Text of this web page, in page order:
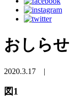
おしらせ
2020.3.17 |
図1